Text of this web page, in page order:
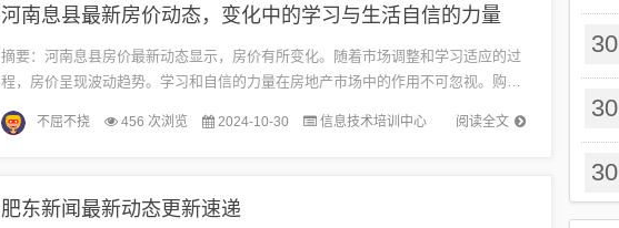
河南息县最新房价动态，变化中的学习与生活自信的力量
摘要：河南息县房价最新动态显示，房价有所变化。随着市场调整和学习适应的过
程，房价呈现波动趋势。学习和自信的力量在房地产市场中的作用不可忽视。购房
者通过了解市场动态、学习相关知识，增强自信，做出明智的购房决策。河南息
县...
阅读全文
不屈不挠 456 次浏览 2024-10-30 信息技术培训中心
肥东新闻最新动态更新速递
30
30
30